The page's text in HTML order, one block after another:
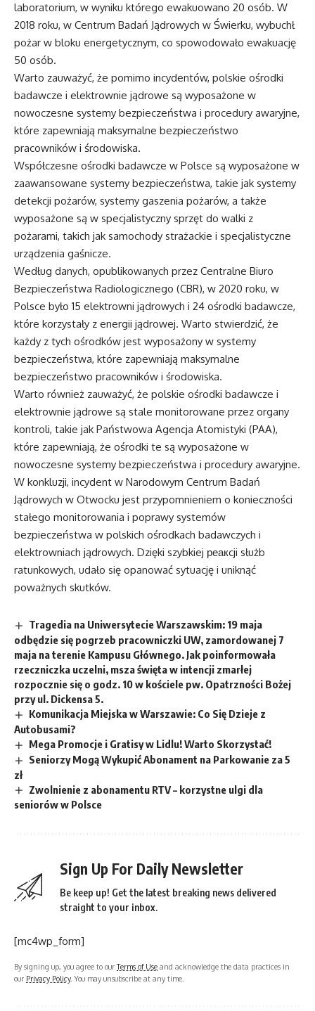
laboratorium, w wyniku którego ewakuowano 20 osób. W
2018 roku, w Centrum Badań Jądrowych w Świerku, wybuchł
pożar w bloku energetycznym, co spowodowało ewakuację
50 osób.
Warto zauważyć, że pomimo incydentów, polskie ośrodki
badawcze i elektrownie jądrowe są wyposażone w
nowoczesne systemy bezpieczeństwa i procedury awaryjne,
które zapewniają maksymalne bezpieczeństwo
pracowników i środowiska.
Współczesne ośrodki badawcze w Polsce są wyposażone w
zaawansowane systemy bezpieczeństwa, takie jak systemy
detekcji pożarów, systemy gaszenia pożarów, a także
wyposażone są w specjalistyczny sprzęt do walki z
pożarami, takich jak samochody strażackie i specjalistyczne
urządzenia gaśnicze.
Według danych, opublikowanych przez Centralne Biuro
Bezpieczeństwa Radiologicznego (CBR), w 2020 roku, w
Polsce było 15 elektrowni jądrowych i 24 ośrodki badawcze,
które korzystały z energii jądrowej. Warto stwierdzić, że
każdy z tych ośrodków jest wyposażony w systemy
bezpieczeństwa, które zapewniają maksymalne
bezpieczeństwo pracowników i środowiska.
Warto również zauważyć, że polskie ośrodki badawcze i
elektrownie jądrowe są stale monitorowane przez organy
kontroli, takie jak Państwowa Agencja Atomistyki (PAA),
które zapewniają, że ośrodki te są wyposażone w
nowoczesne systemy bezpieczeństwa i procedury awaryjne.
W konkluzji, incydent w Narodowym Centrum Badań
Jądrowych w Otwocku jest przypomnieniem o konieczności
stałego monitorowania i poprawy systemów
bezpieczeństwa w polskich ośrodkach badawczych i
elektrowniach jądrowych. Dzięki szybkiej реакcji służb
ratunkowych, udało się opanować sytuację i uniknąć
poważnych skutków.
Tragedia na Uniwersytecie Warszawskim: 19 maja
odbędzie się pogrzeb pracowniczki UW, zamordowanej 7
maja na terenie Kampusu Głównego. Jak poinformowała
rzeczniczka uczelni, msza święta w intencji zmarłej
rozpocznie się o godz. 10 w kościele pw. Opatrzności Bożej
przy ul. Dickensa 5.
Komunikacja Miejska w Warszawie: Co Się Dzieje z
Autobusami?
Mega Promocje i Gratisy w Lidlu! Warto Skorzystać!
Seniorzy Mogą Wykupić Abonament na Parkowanie za 5
zł
Zwolnienie z abonamentu RTV – korzystne ulgi dla
seniorów w Polsce
Sign Up For Daily Newsletter
Be keep up! Get the latest breaking news delivered
straight to your inbox.
[mc4wp_form]
By signing up, you agree to ourTerms of Use and acknowledge the data practices in
our Privacy Policy. You may unsubscribe at any time.